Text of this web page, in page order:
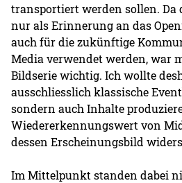
transportiert werden sollen. Da
nur als Erinnerung an das
auch für die zukünftige
Media verwendet werden, war
Bildserie wichtig. Ich wollte
ausschliesslich klassische
sondern auch Inhalte
Wiedererkennungswert von
dessen Erscheinungsbild
Im Mittelpunkt standen dabei